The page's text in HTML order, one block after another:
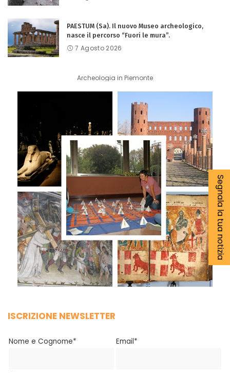
PAESTUM (Sa). Il nuovo Museo archeologico,
nasce il percorso “Fuori le mura”.
7 Agosto 2026
Archeologia in Piemonte
ISCRIZIONE NEWSLETTER
Nome e Cognome* Email*
Segnala la tua notizia